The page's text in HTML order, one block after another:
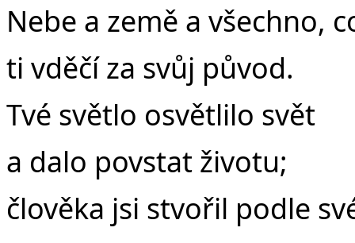
Nebe a země a všechno,
ti vděčí za svůj původ.
Tvé světlo osvětlilo svět
a dalo povstat životu;
člověka jsi stvořil podle